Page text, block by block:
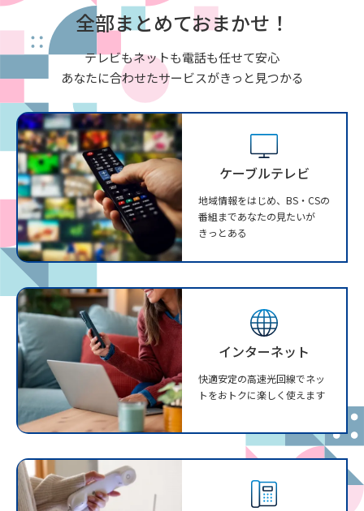
全部まとめておまかせ！
テレビもネットも電話も任せて安心
あなたに合わせたサービスがきっと見つかる
ケーブルテレビ
地域情報をはじめ、BS・CSの
番組まであなたの見たいが
きっとある
インターネット
快適安定の高速光回線でネッ
トをおトクに楽しく使えます